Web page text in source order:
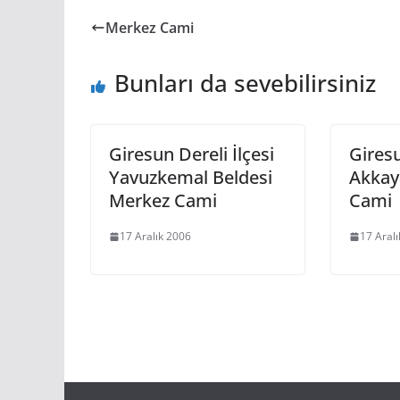
Merkez Cami
Bunları da sevebilirsiniz
Giresun Dereli İlçesi
Yavuzkemal Beldesi
Merkez Cami
17 Aralık 2006
Cami
17